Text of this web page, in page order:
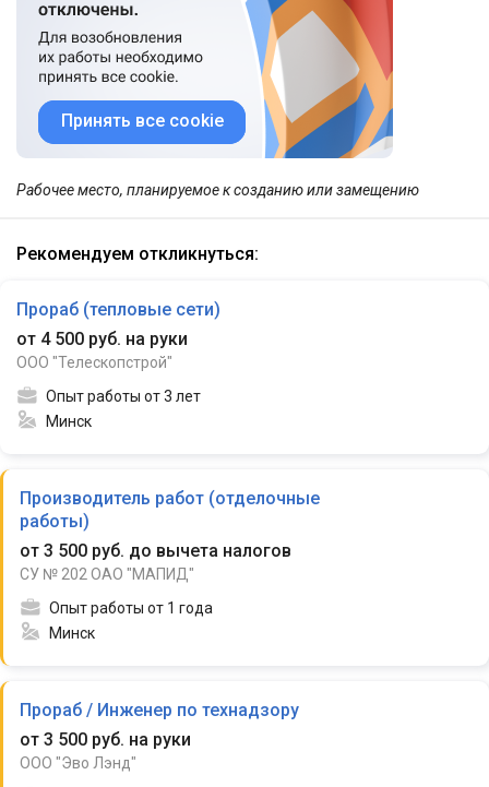
Принять все cookie
Рабочее место, планируемое к созданию или замещению
Рекомендуем откликнуться:
Прораб (тепловые сети)
от 4 500 руб. на руки
ООО "Телескопстрой"
Опыт работы от 3 лет
Минск
Производитель работ (отделочные
работы)
от 3 500 руб. до вычета налогов
СУ № 202 ОАО "МАПИД"
Опыт работы от 1 года
Минск
Прораб / Инженер по технадзору
от 3 500 руб. на руки
ООО "Эво Лэнд"